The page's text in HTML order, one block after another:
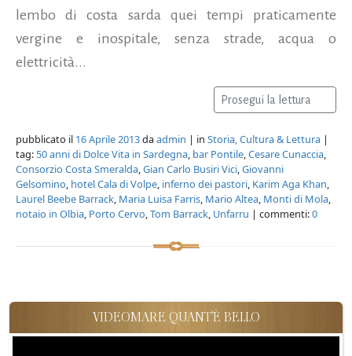
lembo di costa sarda quei tempi praticamente
vergine e inospitale, senza strade, acqua o
elettricità...
Prosegui la lettura
pubblicato il 16 Aprile 2013daadmin | in Storia, Cultura & Lettura |
tag: 50 anni di Dolce Vita in Sardegna, bar Pontile,Cesare Cunaccia,
Consorzio Costa Smeralda,Gian Carlo Busiri Vici,Giovanni
Gelsomino, hotel Cala di Volpe, inferno dei pastori, Karim Aga Khan,
Laurel Beebe Barrack, Maria Luisa Farris, Mario Altea, Monti di Mola,
notaio in Olbia, Porto Cervo,Tom Barrack, Unfarru | commenti:0
VIDEOMARE QUANT'È BELLO